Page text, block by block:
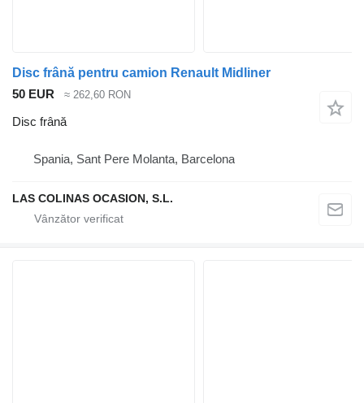
Disc frână pentru camion Renault Midliner
50 EUR
≈ 262,60 RON
Disc frână
Spania, Sant Pere Molanta, Barcelona
LAS COLINAS OCASION, S.L.